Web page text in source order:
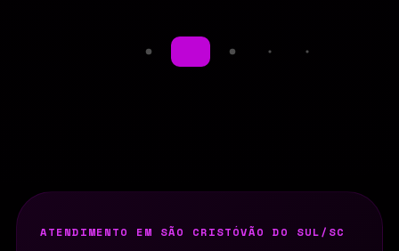
ATENDIMENTO EM SÃO CRISTÓVÃO DO SUL/SC